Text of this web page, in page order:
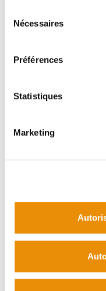
Nécessaires
Préférences
Statistiques
Marketing
Gai